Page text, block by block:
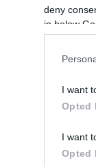
deny
in below
I want
Opted
I want
Opted